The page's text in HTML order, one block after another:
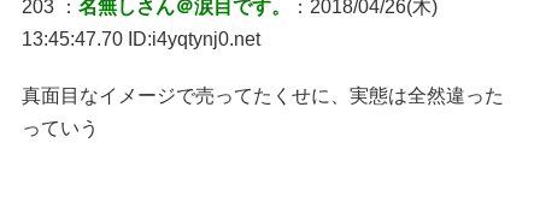
203 ： 名無しさん＠涙目です。
：2018/04/26(木)
13:45:47.70 ID:i4yqtynj0.net
真面目なイメージで売ってたくせに、実態は全然違った
っていう